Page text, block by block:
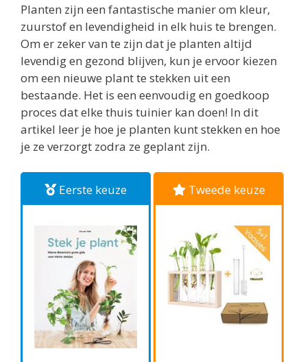
Planten zijn een fantastische manier om kleur,
zuurstof en levendigheid in elk huis te brengen.
Om er zeker van te zijn dat je planten altijd
levendig en gezond blijven, kun je ervoor kiezen
om een nieuwe plant te stekken uit een
bestaande. Het is een eenvoudig en goedkoop
proces dat elke thuis tuinier kan doen! In dit
artikel leer je hoe je planten kunt stekken en hoe
je ze verzorgt zodra ze geplant zijn.
Eerste keuze Tweede keuze